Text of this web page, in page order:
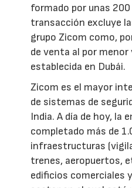
formado por unas 200
transacción excluye
grupo Zicom como,
de venta al por
establecida en Dubái.
Zicom es el mayor
de sistemas de
India. A día de hoy, la
completado más de
infraestructuras
trenes, aeropuertos,
edificios comerciales